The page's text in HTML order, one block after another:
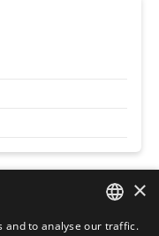
×
and to analyse our traffic.